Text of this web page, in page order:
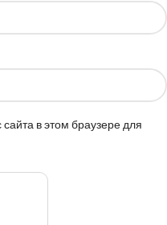
в этом браузере для